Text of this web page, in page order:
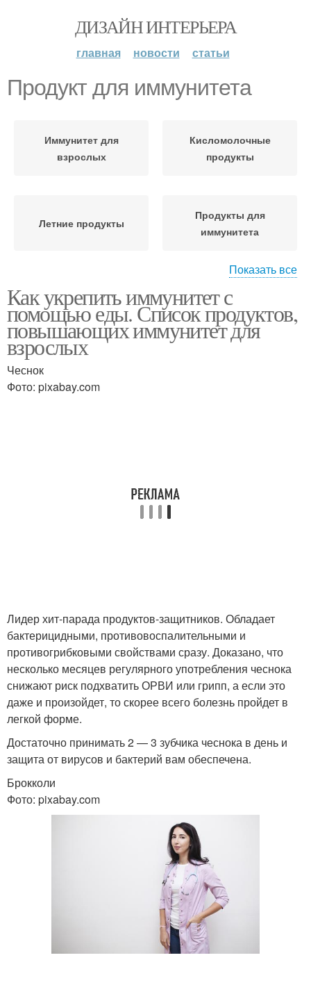
ДИЗАЙН ИНТЕРЬЕРА
главная новости статьи
Продукт для иммунитета
Иммунитет для
взрослых
Кисломолочные
продукты
Летние продукты
Продукты для
иммунитета
Слабый иммунитет
Показать все
Как укрепить иммунитет с
помощью еды. Список продуктов,
повышающих иммунитет для
взрослых
Чеснок
Фото: pixabay.com
Лидер хит-парада продуктов-защитников. Обладает
бактерицидными, противовоспалительными и
противогрибковыми свойствами сразу. Доказано, что
несколько месяцев регулярного употребления чеснока
снижают риск подхватить ОРВИ или грипп, а если это
даже и произойдет, то скорее всего болезнь пройдет в
легкой форме.
Достаточно принимать 2 — 3 зубчика чеснока в день и
защита от вирусов и бактерий вам обеспечена.
Брокколи
Фото: pixabay.com